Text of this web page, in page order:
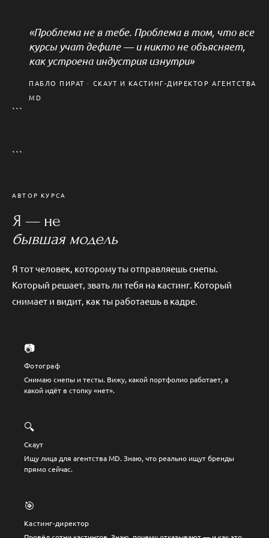
«Проблема не в тебе. Проблема в том, что все
курсы учат дефиле — и никто не объясняет,
как устроена индустрия изнутри»
ПАБЛО ПИРАТ · СКАУТ И КАСТИНГ-ДИРЕКТОР АГЕНТСТВА
MD
```
Пабло Пират
PABLOPIRAT.COM · @MDMOSCOW_BOT
```
АВТОР КУРСА
Я — не
бывшая модель
Я тот человек, которому ты отправляешь снепы.
Который решает, звать ли тебя на кастинг. Который
снимает и видит, как ты работаешь в кадре.
📷
Фотограф
Снимаю снепы и тесты. Вижу, какой портфолио работает, а
какой идёт в стопку «нет».
🔍
Скаут
Ищу лица для агентства MD. Знаю, что реально ищут бренды
прямо сейчас.
🎯
Кастинг-директор